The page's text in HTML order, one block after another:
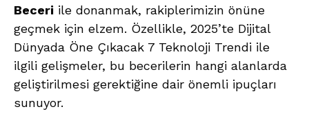
Beceri ile donanmak, rakiplerimizin önüne
geçmek için elzem. Özellikle, 2025’te Dijital
Dünyada Öne Çıkacak 7 Teknoloji Trendi ile
ilgili gelişmeler, bu becerilerin hangi alanlarda
geliştirilmesi gerektiğine dair önemli ipuçları
sunuyor.